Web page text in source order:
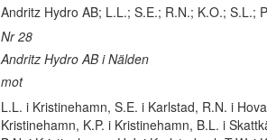
Andritz Hydro AB; L.L.; S.E.; R.N.; K.O.; S.L.;
Nr 28
Andritz Hydro AB i Nälden
mot
L.L. i Kristinehamn, S.E. i Karlstad, R.N. i
Kristinehamn, K.P. i Kristinehamn, B.L. i